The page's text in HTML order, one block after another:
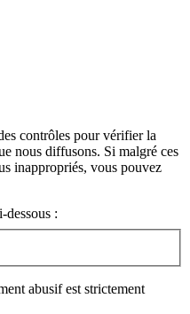
contrôles pour vérifier la
nous diffusons. Si malgré ces
inappropriés, vous pouvez
dessous :
abusif est strictement